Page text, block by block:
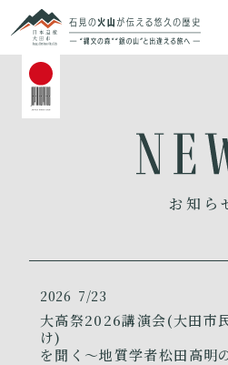
お知ら
2026 7/23
大高祭2026講演会(大田市
け) 【路傍
を聞く～地質学者松田高明